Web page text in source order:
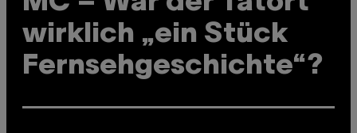
wirklich „ein Stück
Fernsehgeschichte“?